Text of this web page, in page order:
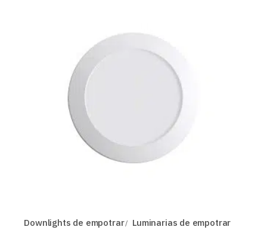
Downlights de empotrar Luminarias de empotrar